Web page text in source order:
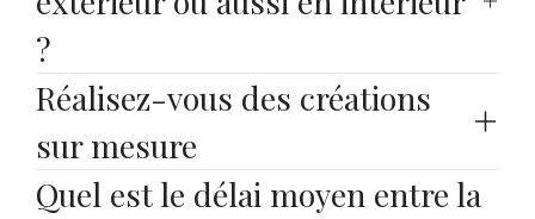
?
Réalisez-vous des créations
sur mesure
Quel est le délai moyen entre la